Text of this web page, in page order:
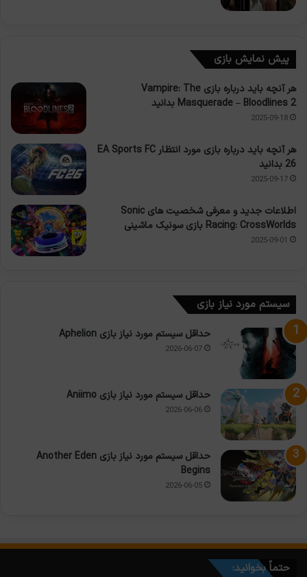
پیش نمایش بازی
هر آنچه باید درباره بازی Vampire: The
Masquerade – Bloodlines 2 بدانید
2025-09-18
هر آنچه باید درباره بازی مورد انتظار EA Sports FC
26 بدانید
2025-09-17
اطلاعات جدید و معرفی شخصیت های Sonic
Racing: CrossWorlds بازی سونیک ماشینی
2025-09-01
سیستم مورد نیاز بازی
حداقل سیستم مورد نیاز بازی Aphelion
2026-06-07
حداقل سیستم مورد نیاز بازی Aniimo
2026-06-06
حداقل سیستم مورد نیاز بازی Another Eden
Begins
2026-06-05
حتماً بخوانید: